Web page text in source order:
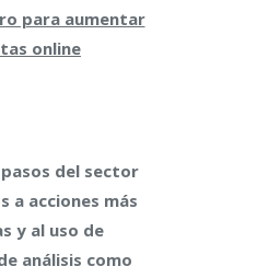
para aumentar
online
del sector
a acciones más
y al uso de
análisis como